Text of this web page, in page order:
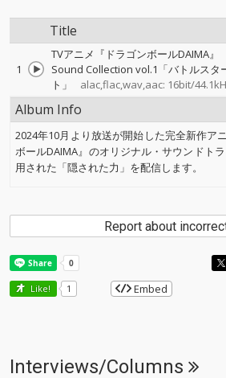
Title
1
TVアニメ『ドラゴンボールDAIMA』
Sound Collection vol.1「バトルスタ
ト」
alac,flac,wav,aac: 16bit/
Album Info
2024年10月より放送が開始した完全新作ア
ボールDAIMA』のオリジナル・サウンドト
用された「隠された力」を配信します。
Report about
Like! 1 Embed
Interviews/Columns